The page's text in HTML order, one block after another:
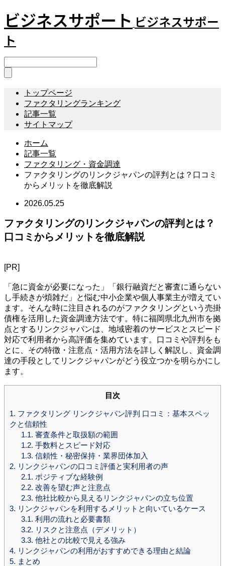
ビジネスサポート ビジネスサポー
ト
トップページ
ファクタリングランキング
記事一覧
サイトマップ
ホーム
記事一覧
ファクタリング・資金調達
ファクタリングのリンクジャパンの評判とは？口コミ
からメリットを徹底解説
2026.05.25
ファクタリングのリンクジャパンの評判とは？
口コミからメリットを徹底解説
[PR]
「急に資金が必要になった」「銀行融資だと審査に通らない
し手続きが煩雑だ」と悩む中小企業や個人事業主が増えてい
ます。そんな時に注目されるのがファクタリングという売掛
債権を活用した資金調達方法です。特に福岡県北九州市を拠
点とするリンクジャパンは、地域密着のサービスとスピード
対応で利用者から高評価を集めています。口コミや評判をも
とに、その特徴・注意点・活用方法を詳しく解説し、資金調
達の手段としてリンクジャパンがどう役立つかを明らかにし
ます。
目次
1. ファクタリング リンクジャパン評判 口コミ：基本スペッ
クと信頼性
1.1. 審査条件と取扱額の範囲
1.2. 手数料とスピード対応
1.3. 信頼性・秘密保持・業界団体加入
2. リンクジャパンの口コミ評価と実利用者の声
2.1. ポジティブな経験例
2.2. 改善を望む声と注意点
2.3. 他社比較から見えるリンクジャパンの立ち位置
3. リンクジャパンを利用するメリットと向いているケース
3.1. 利用の流れと必要書類
3.2. リスクと注意点（デメリット）
3.3. 他社との比較で見える強み
4. リンクジャパンの利用がおすすめできる理由と結論
5. まとめ